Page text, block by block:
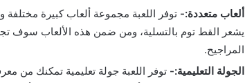
ألعاب متعددة:- توفر اللعبة مجموعة ألعاب كبيرة
يشعر القط توم بالتسلية، ومن ضمن هذه الألعاب سوف
المراجيح.
الجولة التعليمية:- توفر اللعبة جولة تعليمية تمكنك من